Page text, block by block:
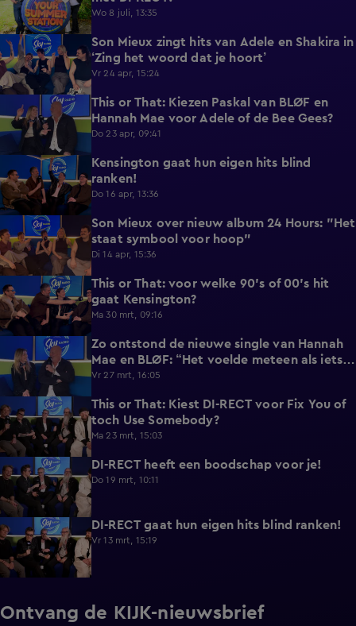
Wo 8 juli, 13:35
1:55
Son Mieux zingt hits van Adele en Shakira in
‘Zing het woord dat je hoort’
Vr 24 apr, 15:24
1:38
This or That: Kiezen Paskal van BLØF en
Hannah Mae voor Adele of de Bee Gees?
Do 23 apr, 09:41
Kensington gaat hun eigen hits blind
ranken!
Do 16 apr, 13:36
Son Mieux over nieuw album 24 Hours: "Het
staat symbool voor hoop"
Di 14 apr, 15:36
1:27
This or That: voor welke 90's of 00's hit
gaat Kensington?
Ma 30 mrt, 09:16
3:17
Zo ontstond de nieuwe single van Hannah
Mae en BLØF: “Het voelde meteen als iets
dat we samen moesten doen”
Vr 27 mrt, 16:05
1:08
This or That: Kiest DI-RECT voor Fix You of
toch Use Somebody?
Ma 23 mrt, 15:03
0:43 DI-RECT heeft een boodschap voor je!
Do 19 mrt, 10:11
1:37 DI-RECT gaat hun eigen hits blind ranken!
Vr 13 mrt, 15:19
Ontvang de KIJK-nieuwsbrief